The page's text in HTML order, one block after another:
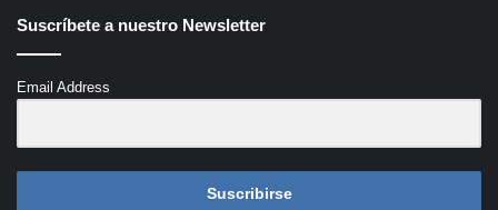
Suscríbete a nuestro Newsletter
Email Address
Suscribirse